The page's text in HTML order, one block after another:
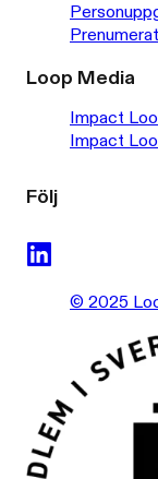
Loop Media
Impact
Impact
Följ
© 2025